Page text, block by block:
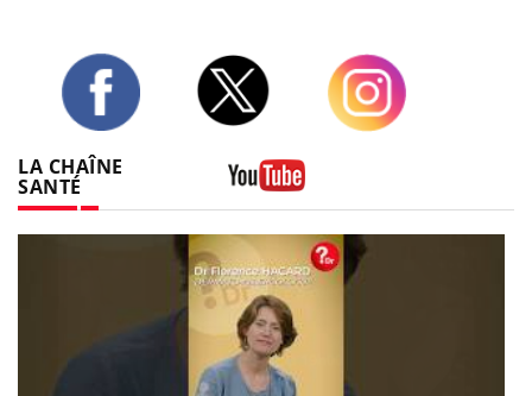
LA CHAÎNE
SANTÉ
Youtube